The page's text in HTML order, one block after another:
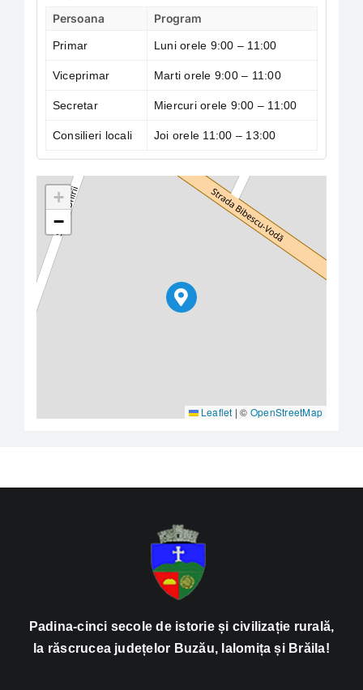
Persoana
Program
Primar Luni orele 9:00 – 11:00
Viceprimar Marti orele 9:00 – 11:00
Secretar Miercuri orele 9:00 – 11:00
Consilieri locali Joi orele 11:00 – 13:00
+
−
Leaflet | © OpenStreetMap
Padina-cinci secole de istorie și civilizație rurală,
la răscrucea județelor Buzău, Ialomița și Brăila!